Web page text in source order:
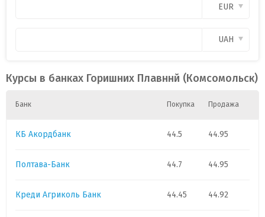
EUR
UAH
Курсы в банках Горишних Плавннй (Комсомольск)
Банк Покупка Продажа
КБ Акордбанк 44.5 44.95
Полтава-Банк 44.7 44.95
Креди Агриколь Банк 44.45 44.92